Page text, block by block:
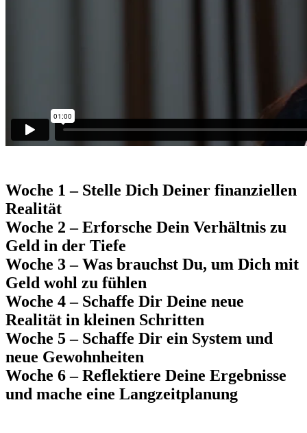
Woche 1 – Stelle Dich Deiner finanziellen
Realität
Woche 2 – Erforsche Dein Verhältnis zu
Geld in der Tiefe
Woche 3– Was brauchst Du, um Dich mit
Geld wohl zu fühlen
Woche 4– Schaffe Dir Deine neue
Realität in kleinen Schritten
Woche 5– Schaffe Dir ein System und
neue Gewohnheiten
Woche 6– Reflektiere Deine Ergebnisse
und mache eine Langzeitplanung